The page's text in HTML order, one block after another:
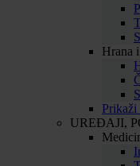
Hrana
Prikaži
UREĐAJI,